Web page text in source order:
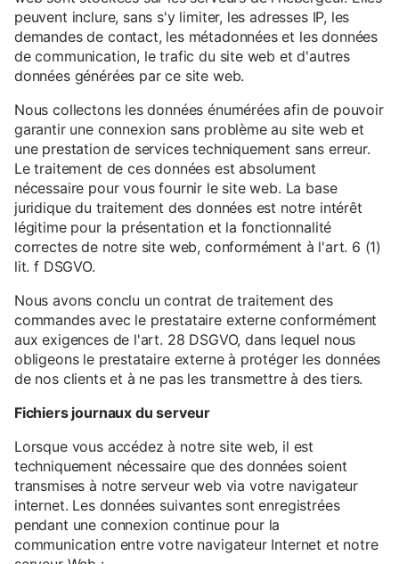
peuvent inclure, sans s'y limiter, les adresses IP, les
demandes de contact, les métadonnées et les données
de communication, le trafic du site web et d'autres
données générées par ce site web.
Nous collectons les données énumérées afin de pouvoir
garantir une connexion sans problème au site web et
une prestation de services techniquement sans erreur.
Le traitement de ces données est absolument
nécessaire pour vous fournir le site web. La base
juridique du traitement des données est notre intérêt
légitime pour la présentation et la fonctionnalité
correctes de notre site web, conformément à l'art. 6 (1)
lit. f DSGVO.
Nous avons conclu un contrat de traitement des
commandes avec le prestataire externe conformément
aux exigences de l'art. 28 DSGVO, dans lequel nous
obligeons le prestataire externe à protéger les données
de nos clients et à ne pas les transmettre à des tiers.
Fichiers journaux du serveur
Lorsque vous accédez à notre site web, il est
techniquement nécessaire que des données soient
transmises à notre serveur web via votre navigateur
internet. Les données suivantes sont enregistrées
pendant une connexion continue pour la
communication entre votre navigateur Internet et notre